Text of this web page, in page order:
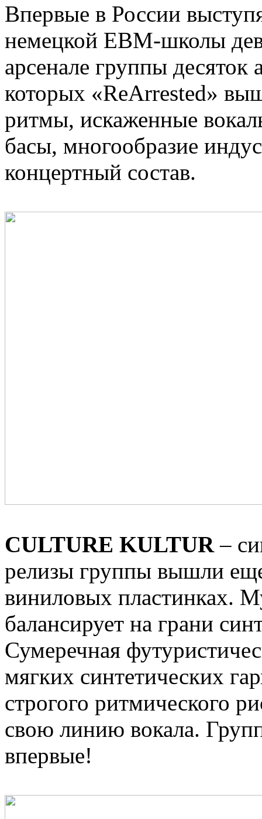
Впервые в России
немецкой EBM-школы
арсенале группы
которых «ReArrested»
ритмы, искаженные
басы, многообразие
концертный состав.
СULTURE KULTUR–
релизы группы вышли
виниловых пластинках.
балансирует на грани
Сумеречная
мягких синтетических
строгого ритмического
свою линию вокала.
впервые!